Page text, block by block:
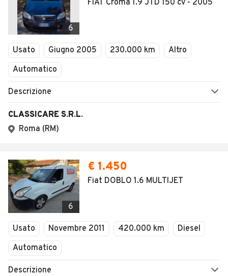
6
FIAT Croma 1.9 JTD 150 cv - 2005
Usato Giugno 2005 230.000 km
Altro
Automatico
Descrizione
CLASSICARE S.R.L.
Roma (RM)
6
€ 1.450
Fiat DOBLO 1.6 MULTIJET
Usato Novembre 2011 420.000 km
Diesel
Automatico
Descrizione